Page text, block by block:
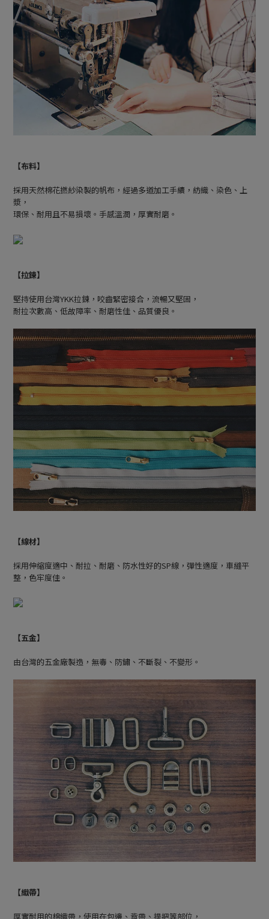
【布料】
採用天然棉花撚紗染製的帆布，經過多道加工手續，紡織、染色、上
漿，
環保、耐用且不易損壞。手感溫潤，厚實耐磨。
【拉鍊】
堅持使用台灣YKK拉鍊，咬齒緊密接合，流暢又堅固，
耐拉次數高、低故障率、耐磨性佳、品質優良。
【線材】
採用伸縮度適中、耐拉、耐磨、防水性好的SP線，彈性適度，車縫平
整，色牢度佳。
【五金】
由台灣的五金廠製造，無毒、防鏽、不斷裂、不變形。
【織帶】
厚實耐用的棉織帶，使用在包邊、背帶、提把等部位，